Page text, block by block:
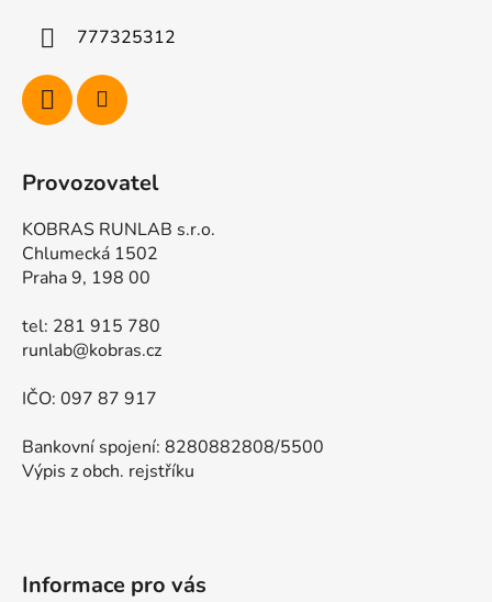
777325312
Provozovatel
KOBRAS RUNLAB s.r.o.
Chlumecká 1502
Praha 9, 198 00
tel: 281 915 780
runlab@kobras.cz
IČO: 097 87 917
Bankovní spojení: 8280882808/5500
Výpis z obch. rejstříku
Informace pro vás